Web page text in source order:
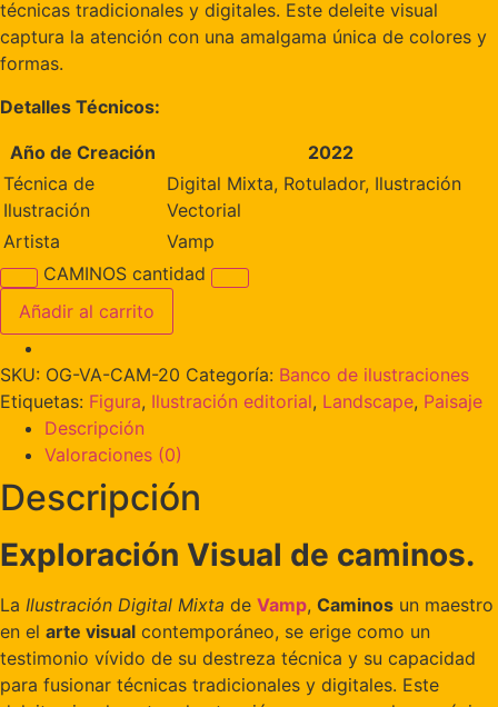
técnicas tradicionales y digitales. Este deleite visual
captura la atención con una amalgama única de colores y
formas.
Detalles Técnicos:
Año de Creación
2022
Técnica de
Ilustración
Digital Mixta, Rotulador, Ilustración
Vectorial
Artista
Vamp
CAMINOS cantidad
Añadir al carrito
SKU: OG-VA-CAM-20 Categoría: Banco de ilustraciones
Etiquetas: Figura, Ilustración editorial, Landscape, Paisaje
Descripción
Valoraciones (0)
Descripción
Exploración Visual de caminos.
La Ilustración Digital Mixta de Vamp, Caminos un maestro
en el arte visual contemporáneo, se erige como un
testimonio vívido de su destreza técnica y su capacidad
para fusionar técnicas tradicionales y digitales. Este